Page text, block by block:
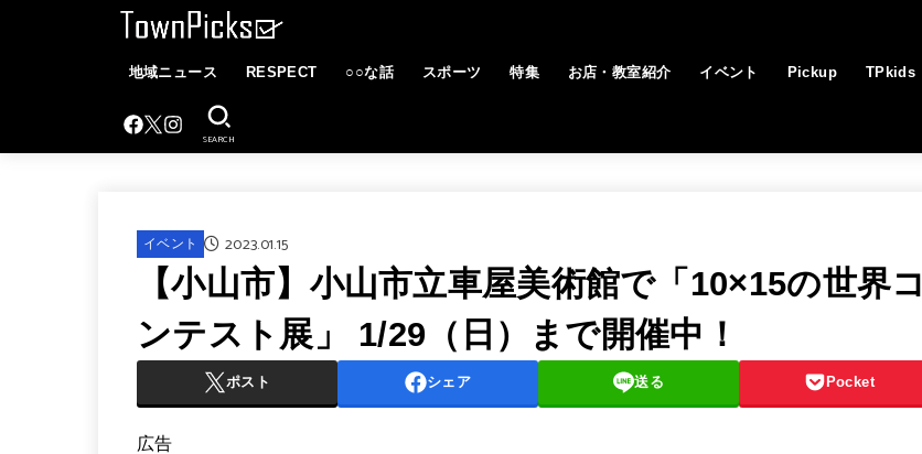
地域ニュース RESPECT ○○な話 スポーツ 特集 お店・教室紹介 イベント Pickup TPkids
SEARCH
イベント 2023.01.15
【小山市】小山市立車屋美術館で「10×15の世界コ
ンテスト展」 1/29（日）まで開催中！
ポスト シェア 送る Pocket
広告